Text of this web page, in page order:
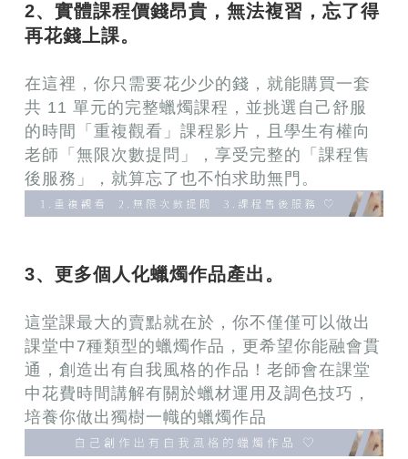
2、實體課程價錢昂貴，無法複習，忘了得
再花錢上課。
在這裡，你只需要花少少的錢，就能購買一套
共 11 單元的完整蠟燭課程，並挑選自己舒服
的時間「重複觀看」課程影片，且學生有權向
老師「無限次數提問」，享受完整的「課程售
後服務」，就算忘了也不怕求助無門。
3、更多個人化蠟燭作品產出。
這堂課最大的賣點就在於，你不僅僅可以做出
課堂中7種類型的蠟燭作品，更希望你能融會貫
通，創造出有自我風格的作品！老師會在課堂
中花費時間講解有關於蠟材運用及調色技巧，
培養你做出獨樹一幟的蠟燭作品